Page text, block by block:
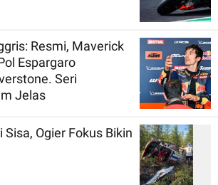
Resmi, Maverick
Espargaro
Seri
Jelas
Sisa, Ogier Fokus Bikin